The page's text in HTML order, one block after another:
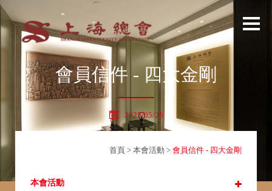
會員信件 - 四大金剛
2025/05/26
首頁 > 本會活動 > 會員信件 - 四大金剛
本會活動